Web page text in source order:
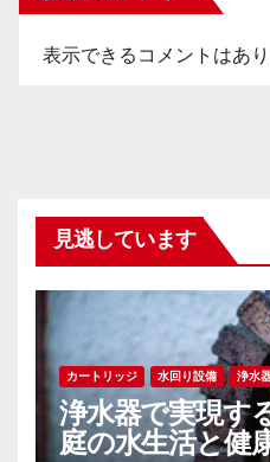
表示できるコメントはあり
見逃しています
カートリッジ 水回り設備 浄水
浄水器で実現す
庭の水生活と健